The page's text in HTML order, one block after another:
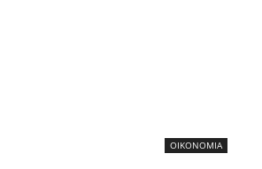
ΟΙΚΟΝΟΜΙΑ